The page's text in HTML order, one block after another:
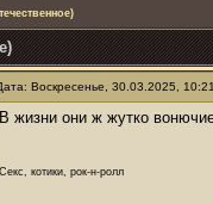
Воскресенье, 30.03.2025,
В жизни они ж жутко
Секс, котики, рок-н-ролл